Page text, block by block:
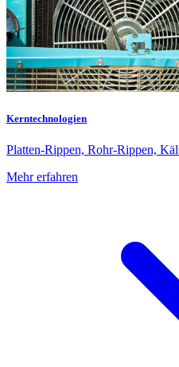
Kerntechnologien
Platten-Rippen, Rohr-Rippen,
Mehr erfahren